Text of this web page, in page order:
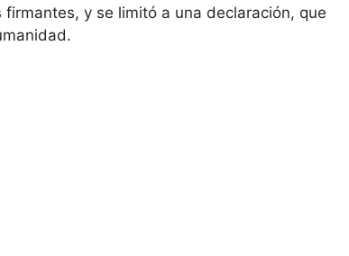
y se limitó a una declaración, que